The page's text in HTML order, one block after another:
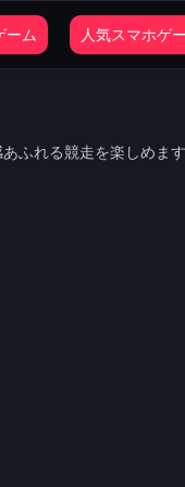
ーム 人気スマホゲ
ふれる競走を楽しめま